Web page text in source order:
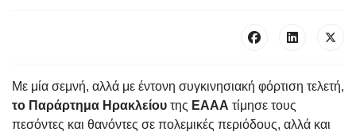
Με μία σεμνή, αλλά με έντονη συγκινησιακή φόρτιση τελετή,
το Παράρτημα Ηρακλείου της ΕΑΑΑ τίμησε τους
πεσόντες και θανόντες σε πολεμικές περιόδους, αλλά και